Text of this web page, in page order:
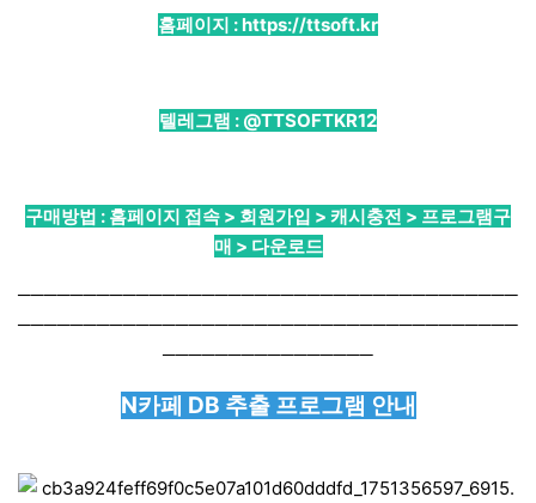
홈페이지 :https://ttsoft.kr
텔레그램 : @TTSOFTKR12
구매방법 : 홈페이지 접속 > 회원가입 > 캐시충전 > 프로그램구
매 > 다운로드
──────────────────────────────────────
──────────────────────────────────────
────────────────
N카페 DB 추출 프로그램 안내